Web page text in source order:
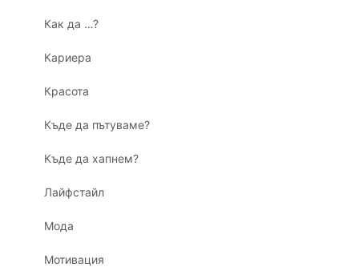
Как да …?
Кариера
Красота
Къде да пътуваме?
Къде да хапнем?
Лайфстайл
Мода
Мотивация